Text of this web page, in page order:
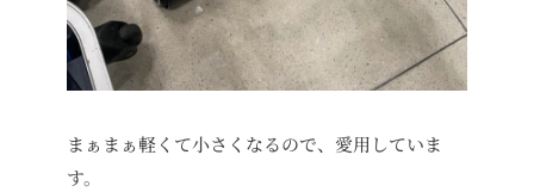
まぁまぁ軽くて小さくなるので、愛用していま
す。